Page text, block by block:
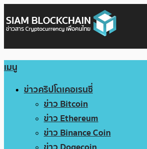
เมนู
ข่าวคริปโตเคอเรนซี่
ข่าว Bitcoin
ข่าว Ethereum
ข่าว Binance Coin